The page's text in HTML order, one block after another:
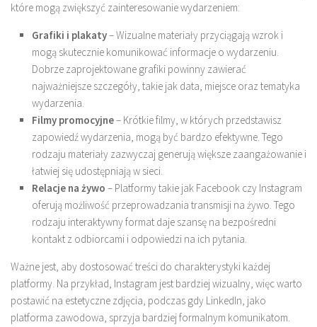
które mogą zwiększyć zainteresowanie wydarzeniem:
Grafiki i plakaty– Wizualne materiały przyciągają wzrok i
mogą skutecznie komunikować informacje o wydarzeniu.
Dobrze zaprojektowane grafiki powinny zawierać
najważniejsze szczegóły, takie jak data, miejsce oraz tematyka
wydarzenia.
Filmy promocyjne– Krótkie filmy, w których przedstawisz
zapowiedź wydarzenia, mogą być bardzo efektywne. Tego
rodzaju materiały zazwyczaj generują większe zaangażowanie i
łatwiej się udostępniają w sieci.
Relacje na żywo – Platformy takie jak Facebook czy Instagram
oferują możliwość przeprowadzania transmisji na żywo. Tego
rodzaju interaktywny format daje szansę na bezpośredni
kontakt z odbiorcami i odpowiedzi na ich pytania.
Ważne jest, aby dostosować treści do charakterystyki każdej
platformy. Na przykład, Instagram jest bardziej wizualny, więc warto
postawić na estetyczne zdjęcia, podczas gdy LinkedIn, jako
platforma zawodowa, sprzyja bardziej formalnym komunikatom.